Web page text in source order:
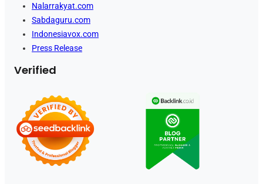
Nalarrakyat.com
Sabdaguru.com
Indonesiavox.com
Press Release
Verified